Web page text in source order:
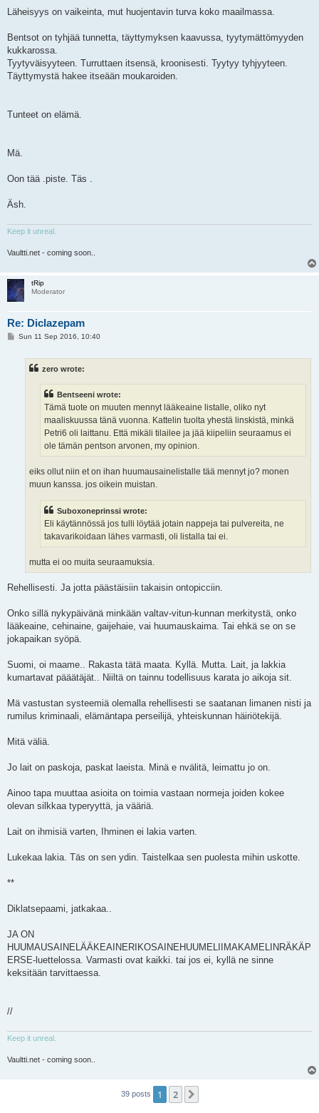
Läheisyys on vaikeinta, mut huojentavin turva koko maailmassa.
Bentsot on tyhjää tunnetta, täyttymyksen kaavussa, tyytymättömyyden
kukkarossa.
Tyytyväisyyteen. Turruttaen itsensä, kroonisesti. Tyytyy tyhjyyteen.
Täyttymystä hakee itseään moukaroiden.
Tunteet on elämä.
Mä.
Oon tää .piste. Täs .
Äsh.
Keep it unreal.
Vaultti.net - coming soon..
tRip
Moderator
Re: Diclazepam
PSun 11 Sep 2016, 10:40
zero wrote:
Bentseeni wrote:
Tämä tuote on muuten mennyt lääkeaine listalle, oliko nyt
maaliskuussa tänä vuonna. Kattelin tuolta yhestä linskistä, minkä
Petri6 oli laittanu. Että mikäli tilailee ja jää kiipeliin seuraamus ei
ole tämän pentson arvonen, my opinion.
eiks ollut niin et on ihan huumausainelistalle tää mennyt jo? monen
muun kanssa. jos oikein muistan.
Suboxoneprinssi wrote:
Eli käytännössä jos tulli löytää jotain nappeja tai pulvereita, ne
takavarikoidaan lähes varmasti, oli listalla tai ei.
mutta ei oo muita seuraamuksia.
Rehellisesti. Ja jotta päästäisiin takaisin ontopicciin.
Onko sillä nykypäivänä minkään valtav-vitun-kunnan merkitystä, onko
lääkeaine, cehinaine, gaijehaie, vai huumauskaima. Tai ehkä se on se
jokapaikan syöpä.
Suomi, oi maame.. Rakasta tätä maata. Kyllä. Mutta. Lait, ja lakkia
kumartavat pääätäjät.. Niiltä on tainnu todellisuus karata jo aikoja sit.
Mä vastustan systeemiä olemalla rehellisesti se saatanan limanen nisti ja
rumilus kriminaali, elämäntapa perseilijä, yhteiskunnan häiriötekijä.
Mitä väliä.
Jo lait on paskoja, paskat laeista. Minä e nvälitä, leimattu jo on.
Ainoo tapa muuttaa asioita on toimia vastaan normeja joiden kokee
olevan silkkaa typeryyttä, ja vääriä.
Lait on ihmisiä varten, Ihminen ei lakia varten.
Lukekaa lakia. Täs on sen ydin. Taistelkaa sen puolesta mihin uskotte.
**
Diklatsepaami, jatkakaa..
JA ON
HUUMAUSAINELÄÄKEAINERIKOSAINEHUUMELIIMAKAMELINRÄKÄP
ERSE-luettelossa. Varmasti ovat kaikki. tai jos ei, kyllä ne sinne
keksitään tarvittaessa.
//
Keep it unreal.
Vaultti.net - coming soon..
39 posts 1 2